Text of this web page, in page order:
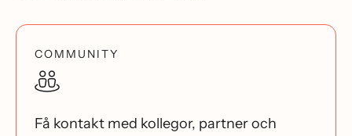
COMMUNITY
Få kontakt med kollegor, partner och